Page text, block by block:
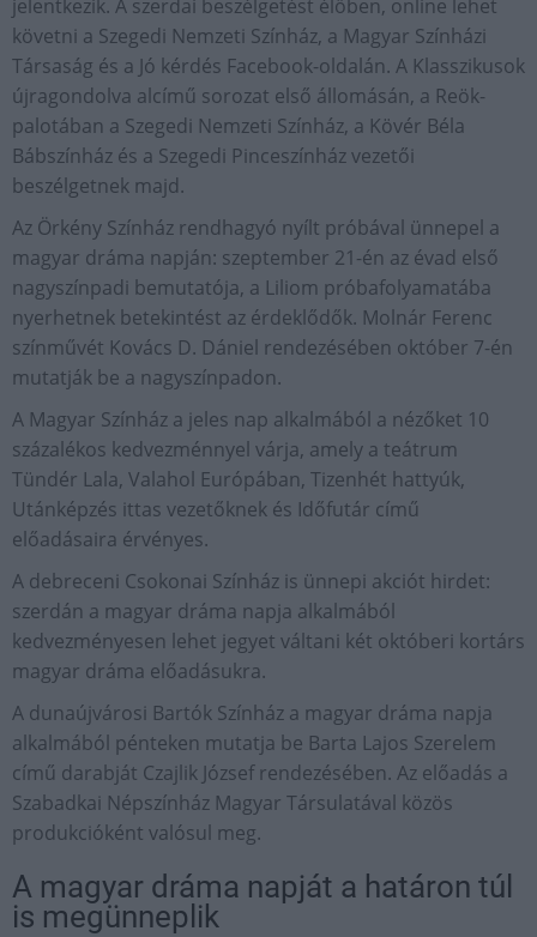
jelentkezik. A szerdai beszélgetést élőben, online lehet
követni a Szegedi Nemzeti Színház, a Magyar Színházi
Társaság és a Jó kérdés Facebook-oldalán. A Klasszikusok
újragondolva alcímű sorozat első állomásán, a Reök-
palotában a Szegedi Nemzeti Színház, a Kövér Béla
Bábszínház és a Szegedi Pinceszínház vezetői
beszélgetnek majd.
Az Örkény Színház rendhagyó nyílt próbával ünnepel a
magyar dráma napján: szeptember 21-én az évad első
nagyszínpadi bemutatója, a Liliom próbafolyamatába
nyerhetnek betekintést az érdeklődők. Molnár Ferenc
színművét Kovács D. Dániel rendezésében október 7-én
mutatják be a nagyszínpadon.
A Magyar Színház a jeles nap alkalmából a nézőket 10
százalékos kedvezménnyel várja, amely a teátrum
Tündér Lala, Valahol Európában, Tizenhét hattyúk,
Utánképzés ittas vezetőknek és Időfutár című
előadásaira érvényes.
A debreceni Csokonai Színház is ünnepi akciót hirdet:
szerdán a magyar dráma napja alkalmából
kedvezményesen lehet jegyet váltani két októberi kortárs
magyar dráma előadásukra.
A dunaújvárosi Bartók Színház a magyar dráma napja
alkalmából pénteken mutatja be Barta Lajos Szerelem
című darabját Czajlik József rendezésében. Az előadás a
Szabadkai Népszínház Magyar Társulatával közös
produkcióként valósul meg.
A magyar dráma napját a határon túl
is megünneplik